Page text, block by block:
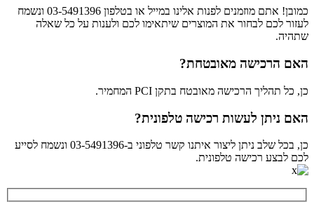
כמובן! אתם מוזמנים לפנות אלינו במייל או בטלפון 03-5491396 ונשמח
לעזור לכם לבחור את המוצרים שיתאימו לכם ולענות על כל שאלה
שתהיה.
האם הרכישה מאובטחת?
כן, כל תהליך הרכישה מאובטח בתקן PCI המחמיר.
האם ניתן לעשות רכישה טלפונית?
כן, בכל שלב ניתן ליצור איתנו קשר טלפוני ב-03-5491396 ונשמח לסייע
לכם לבצע רכישה טלפונית.